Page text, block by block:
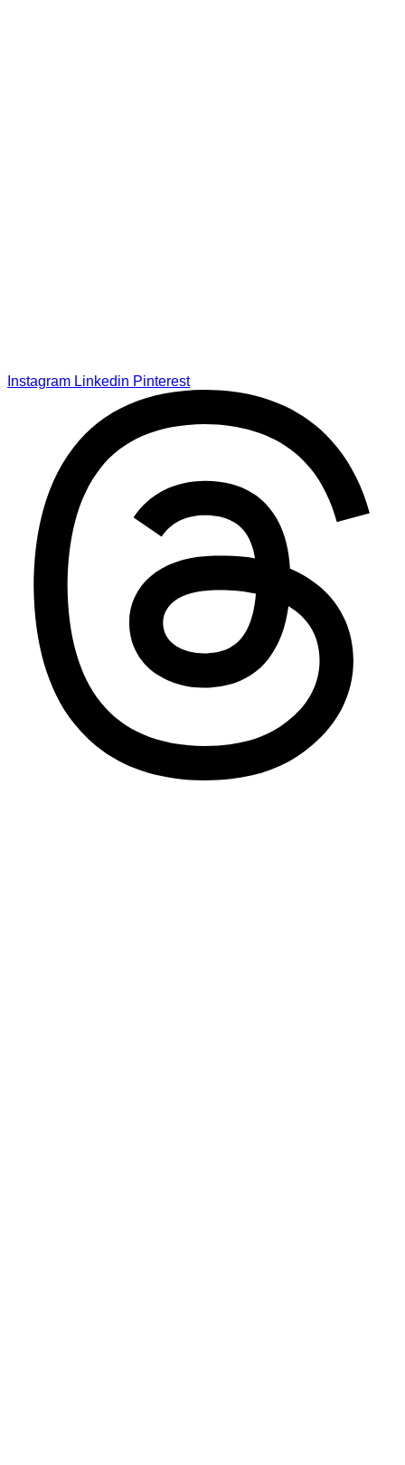
Instagram Linkedin Pinterest